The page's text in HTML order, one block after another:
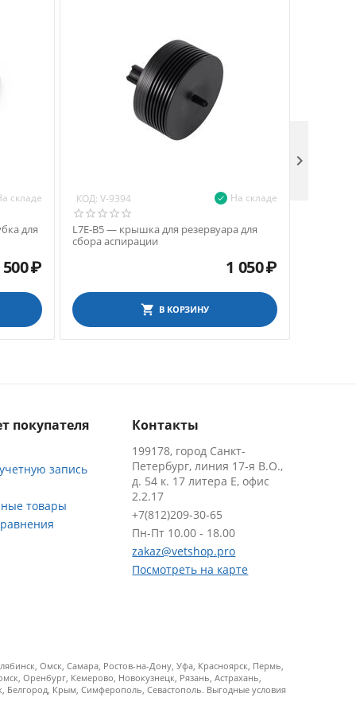
складе
для
₽
КОД: V-9394 На складе
L7E-B5 — крышка для резервуара для
сбора аспирации
1 050₽
В КОРЗИНУ

покупателя
запись
товары
Контакты
199178, город Санкт-
Петербург, линия 17-я В.О.,
д. 54 к. 17 литера Е, офис
2.2.17
+7(812)209-30-65
Пн-Пт 10.00 - 18.00
zakaz@vetshop.pro
Посмотреть на карте
Омск, Самара, Ростов-на-Дону, Уфа, Красноярск, Пермь,
Оренбург, Кемерово, Новокузнецк, Рязань, Астрахань,
Белгород, Крым, Симферополь, Севастополь. Выгодные условия